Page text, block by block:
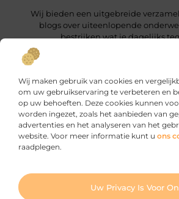
Wij maken gebruik van cookies en
om uw gebruikservaring te verbeteren en
op uw behoeften. Deze cookies kunnen
worden ingezet, zoals het aanbieden van
advertenties en het analyseren van het
website. Voor meer informatie kunt u ons
raadplegen.
Uw Privacy Is Voor
Wij bieden een uitgebreide
blogs over uiteenlopende
bestrijken wat je dagelijks
Onze informatie
Bericht categorie
Website index Cookiebeleid